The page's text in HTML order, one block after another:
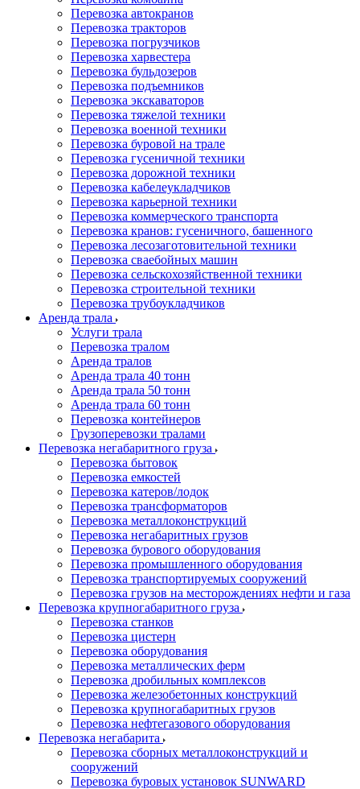
Перевозка автокранов
Перевозка тракторов
Перевозка погрузчиков
Перевозка харвестера
Перевозка бульдозеров
Перевозка подъемников
Перевозка экскаваторов
Перевозка тяжелой техники
Перевозка военной техники
Перевозка буровой на трале
Перевозка гусеничной техники
Перевозка дорожной техники
Перевозка кабелеукладчиков
Перевозка карьерной техники
Перевозка коммерческого транспорта
Перевозка кранов: гусеничного, башенного
Перевозка лесозаготовительной техники
Перевозка сваебойных машин
Перевозка сельскохозяйственной техники
Перевозка строительной техники
Перевозка трубоукладчиков
Аренда трала
Услуги трала
Перевозка тралом
Аренда тралов
Аренда трала 40 тонн
Аренда трала 50 тонн
Аренда трала 60 тонн
Перевозка контейнеров
Грузоперевозки тралами
Перевозка негабаритного груза
Перевозка бытовок
Перевозка емкостей
Перевозка катеров/лодок
Перевозка трансформаторов
Перевозка металлоконструкций
Перевозка негабаритных грузов
Перевозка бурового оборудования
Перевозка промышленного оборудования
Перевозка транспортируемых сооружений
Перевозка грузов на месторождениях нефти и газа
Перевозка крупногабаритного груза
Перевозка станков
Перевозка цистерн
Перевозка оборудования
Перевозка металлических ферм
Перевозка дробильных комплексов
Перевозка железобетонных конструкций
Перевозка крупногабаритных грузов
Перевозка нефтегазового оборудования
Перевозка негабарита
Перевозка сборных металлоконструкций и
сооружений
Перевозка буровых установок SUNWARD